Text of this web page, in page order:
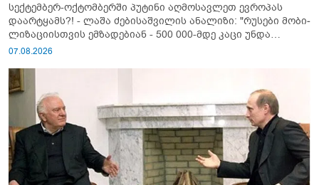
სექტემბერ-ოქტომბერში პუტინი აღმოსავლეთ ევროპას
დაარტყამს?! - ლაშა ძებისაშვილის ანალიზი: "რუსები მობი­
ლიზაციისთვის ემზადებიან - 500 000-მდე კაცი უნდა
გაიწვიონ ომში"
07.08.2026